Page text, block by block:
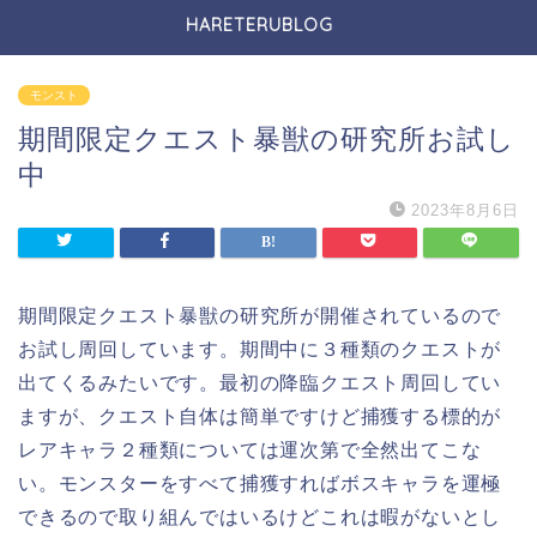
HARETERUBLOG
モンスト
期間限定クエスト暴獣の研究所お試し
中
2023年8月6日
期間限定クエスト暴獣の研究所が開催されているので
お試し周回しています。期間中に３種類のクエストが
出てくるみたいです。最初の降臨クエスト周回してい
ますが、クエスト自体は簡単ですけど捕獲する標的が
レアキャラ２種類については運次第で全然出てこな
い。モンスターをすべて捕獲すればボスキャラを運極
できるので取り組んではいるけどこれは暇がないとし